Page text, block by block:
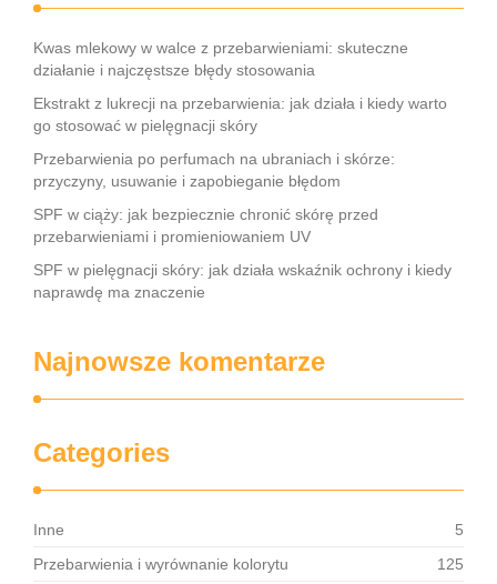
Kwas mlekowy w walce z przebarwieniami: skuteczne
działanie i najczęstsze błędy stosowania
Ekstrakt z lukrecji na przebarwienia: jak działa i kiedy warto
go stosować w pielęgnacji skóry
Przebarwienia po perfumach na ubraniach i skórze:
przyczyny, usuwanie i zapobieganie błędom
SPF w ciąży: jak bezpiecznie chronić skórę przed
przebarwieniami i promieniowaniem UV
SPF w pielęgnacji skóry: jak działa wskaźnik ochrony i kiedy
naprawdę ma znaczenie
Najnowsze komentarze
Categories
Inne
5
Przebarwienia i wyrównanie kolorytu
125